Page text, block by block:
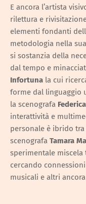
E ancora l’artista
rilettura e
elementi fondanti
metodologia nella
si sostanzia della
dal tempo e
Infortuna la cui
forme dal linguaggio
la scenografa
interattività e
personale è ibrido
scenografa Tamara
sperimentale
cercando
musicali e altri